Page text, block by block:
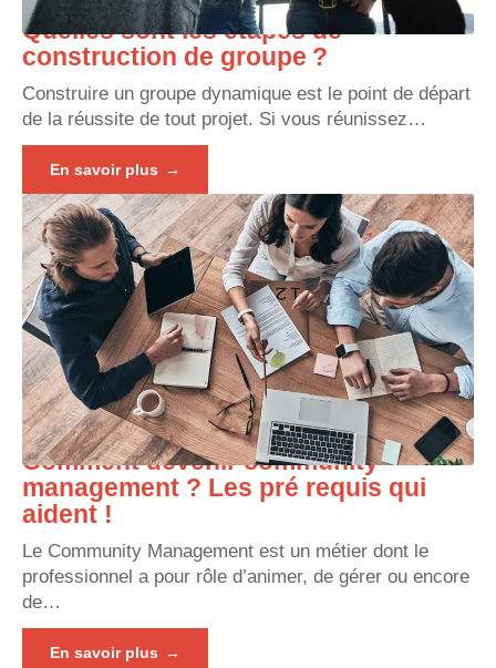
Quelles sont les étapes de
construction de groupe ?
Construire un groupe dynamique est le point de départ
de la réussite de tout projet. Si vous réunissez…
En savoir plus
Comment devenir community
management ? Les pré requis qui
aident !
Le Community Management est un métier dont le
professionnel a pour rôle d’animer, de gérer ou encore
de…
En savoir plus